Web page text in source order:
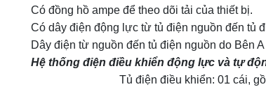
Có đồng hồ ampe để theo dõi tải của thiết bị.
Có dây điện động lực từ tủ điện nguồn đến tủ
Dây điện từ nguồn đến tủ điện nguồn do Bên
Hệ thống điện điều khiển động lực và tự
Tủ điện điều khiển: 01 cái,